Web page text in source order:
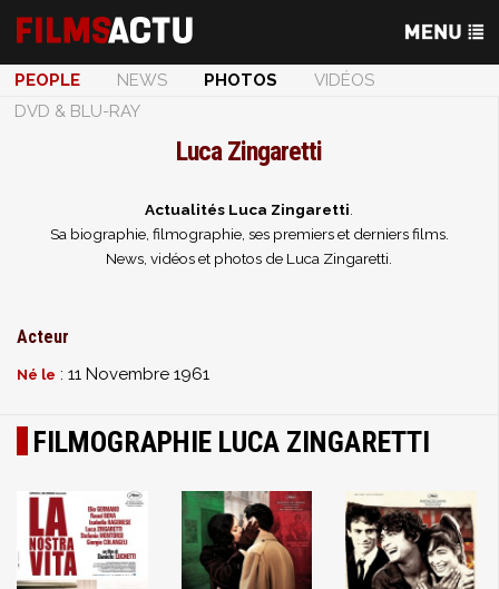
PEOPLE NEWS PHOTOS
VIDÉOS
DVD & BLU-RAY
Luca Zingaretti
Actualités Luca Zingaretti
Sa biographie, filmographie, ses premiers et derniers films.
News, vidéos et photos de Luca Zingaretti.
Acteur
Né le : 11 Novembre 1961
FILMOGRAPHIE LUCA ZINGARETTI